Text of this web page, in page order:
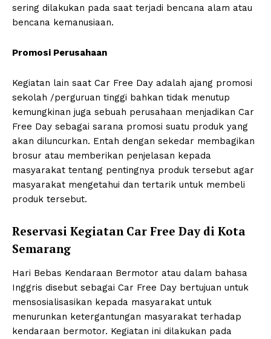
sering dilakukan pada saat terjadi bencana alam atau
bencana kemanusiaan.
Promosi Perusahaan
Kegiatan lain saat Car Free Day adalah ajang promosi
sekolah /perguruan tinggi bahkan tidak menutup
kemungkinan juga sebuah perusahaan menjadikan Car
Free Day sebagai sarana promosi suatu produk yang
akan diluncurkan. Entah dengan sekedar membagikan
brosur atau memberikan penjelasan kepada
masyarakat tentang pentingnya produk tersebut agar
masyarakat mengetahui dan tertarik untuk membeli
produk tersebut.
Reservasi Kegiatan Car Free Day di Kota
Semarang
Hari Bebas Kendaraan Bermotor atau dalam bahasa
Inggris disebut sebagai Car Free Day bertujuan untuk
mensosialisasikan kepada masyarakat untuk
menurunkan ketergantungan masyarakat terhadap
kendaraan bermotor. Kegiatan ini dilakukan pada